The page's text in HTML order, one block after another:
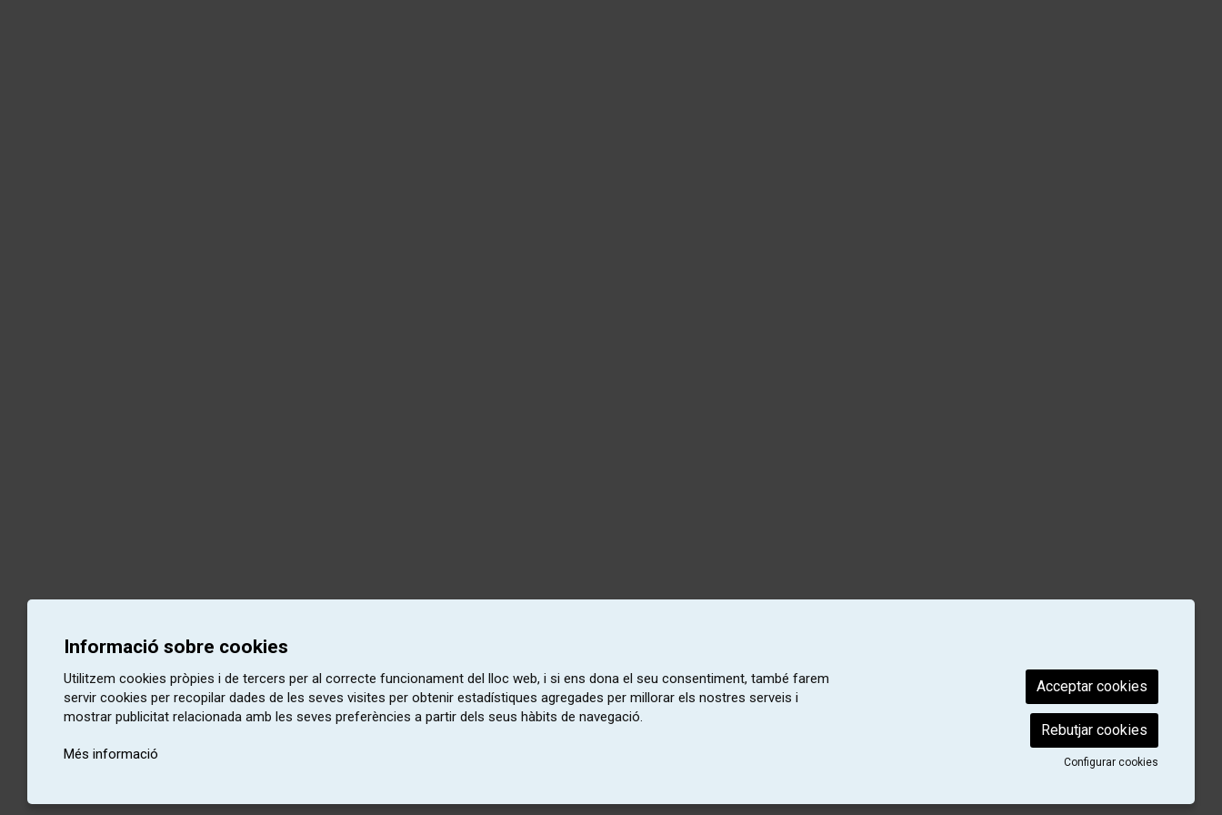
Informació sobre cookies
Utilitzem cookies pròpies i de tercers per al correcte funcionament del lloc web, i si ens dona el seu consentiment, també farem
servir cookies per recopilar dades de les seves visites per obtenir estadístiques agregades per millorar els nostres serveis i
mostrar publicitat relacionada amb les seves preferències a partir dels seus hàbits de navegació.
Més informació
Acceptar cookies
Rebutjar cookies
Configurar cookies